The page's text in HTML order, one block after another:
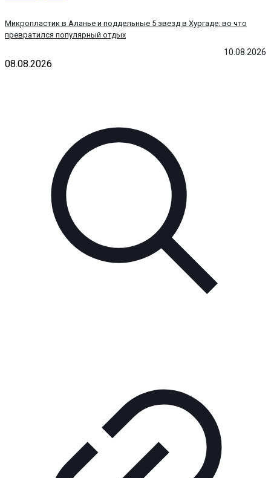
10.08.2026
Микропластик в Аланье и поддельные 5 звезд в Хургаде: во что
превратился популярный отдых
08.08.2026